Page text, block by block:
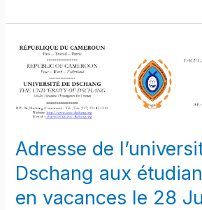
Adresse de
Dschang aux
en vacances le 28
Adresse
de
l’université
de
Dschang
aux
qui
vont